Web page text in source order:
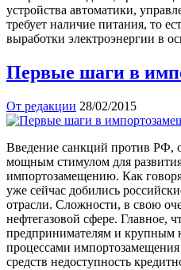
устройства автоматики,
требует наличие питания, то
выработки электроэнергии в
Первые шаги в
От редакции 28/02/2015
Введение санкций против РФ,
мощным стимулом для
импортозамещению. Как
уже сейчас добились
отрасли. Сложности, в свою
нефтегазовой сфере. Главное,
предпринимателям и крупным
процессами
средств недоступность